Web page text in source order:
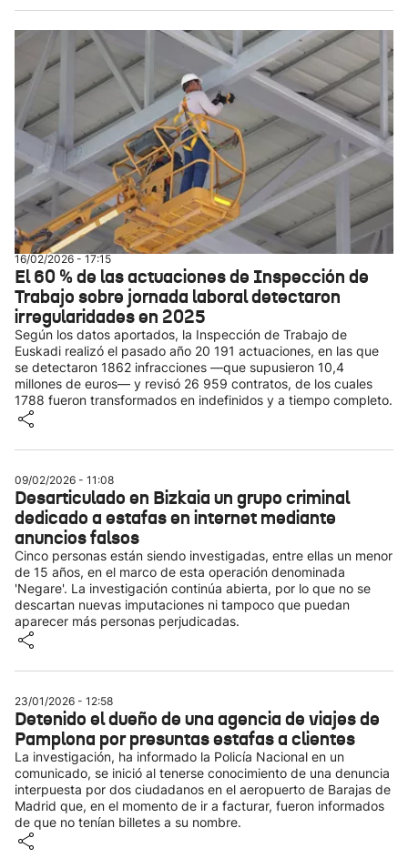
16/02/2026 - 17:15
El 60 % de las actuaciones de Inspección de
Trabajo sobre jornada laboral detectaron
irregularidades en 2025
Según los datos aportados, la Inspección de Trabajo de
Euskadi realizó el pasado año 20 191 actuaciones, en las que
se detectaron 1862 infracciones —que supusieron 10,4
millones de euros— y revisó 26 959 contratos, de los cuales
1788 fueron transformados en indefinidos y a tiempo completo.
09/02/2026 - 11:08
Desarticulado en Bizkaia un grupo criminal
dedicado a estafas en internet mediante
anuncios falsos
Cinco personas están siendo investigadas, entre ellas un menor
de 15 años, en el marco de esta operación denominada
'Negare'. La investigación continúa abierta, por lo que no se
descartan nuevas imputaciones ni tampoco que puedan
aparecer más personas perjudicadas.
23/01/2026 - 12:58
Detenido el dueño de una agencia de viajes de
Pamplona por presuntas estafas a clientes
La investigación, ha informado la Policía Nacional en un
comunicado, se inició al tenerse conocimiento de una denuncia
interpuesta por dos ciudadanos en el aeropuerto de Barajas de
Madrid que, en el momento de ir a facturar, fueron informados
de que no tenían billetes a su nombre.